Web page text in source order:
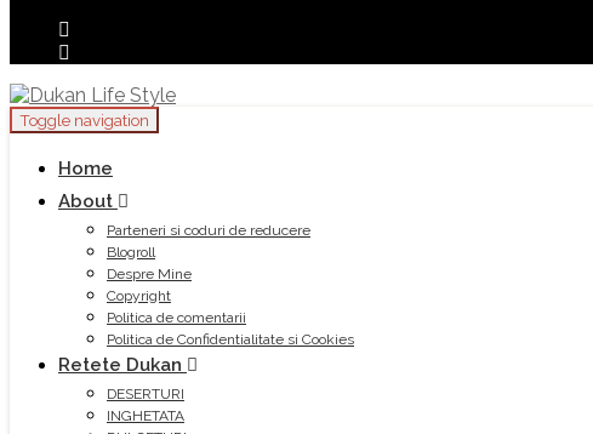
Toggle navigation
Home
About
Parteneri si coduri de reducere
Blogroll
Despre Mine
Copyright
Politica de comentarii
Politica de Confidentialitate si Cookies
Retete Dukan
DESERTURI
INGHETATA